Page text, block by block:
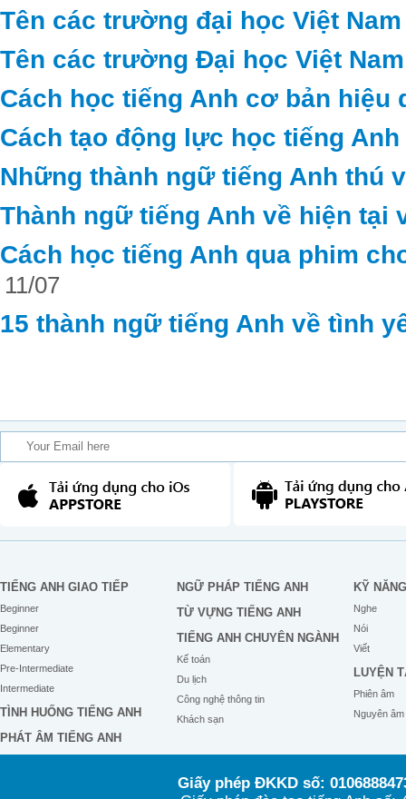
Tên các trường đại học Việt
Tên các trường Đại học Việt
Cách học tiếng Anh cơ bản hiệu
Cách tạo động lực học tiếng
Những thành ngữ tiếng Anh thú
Thành ngữ tiếng Anh về hiện tại
Cách học tiếng Anh qua phim
11/07
15 thành ngữ tiếng Anh về tình
TIẾNG ANH GIAO TIẾP
Beginner
Beginner
Elementary
Pre-Intermediate
Intermediate
TÌNH HUỐNG TIẾNG ANH
PHÁT ÂM TIẾNG ANH
NGỮ PHÁP TIẾNG ANH
TỪ VỰNG TIẾNG ANH
TIẾNG ANH CHUYÊN NGÀNH
Kế toán
Du lịch
Công nghệ thông tin
Khách sạn
KỸ NĂNG
Nghe
Nói
Viết
LUYỆN
Phiên âm
Nguyên âm
Giấy phép ĐKKD số: